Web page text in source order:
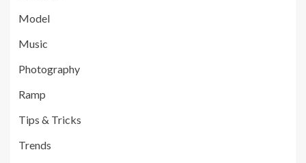
Model
Music
Photography
Ramp
Tips & Tricks
Trends